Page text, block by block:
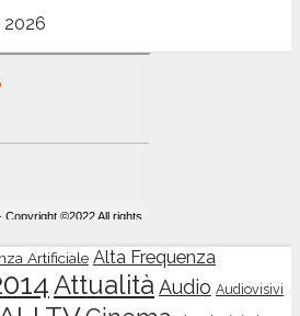
2026
Artificiale Alta Frequenza
Attualità Audio Audiovisivi